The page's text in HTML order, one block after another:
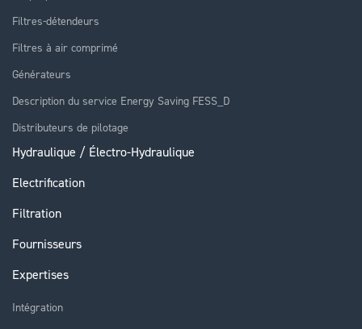
Filtres-détendeurs
Filtres à air comprimé
Générateurs
Description du service Energy Saving FESS_D
Distributeurs de pilotage
Hydraulique / Électro-Hydraulique
Electrification
Filtration
Fournisseurs
Expertises
Intégration